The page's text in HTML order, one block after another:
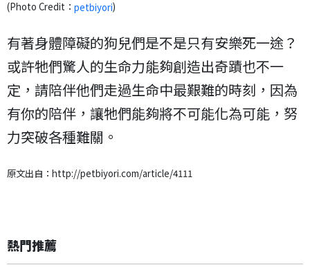
(Photo Credit： petbiyori)
有著身體障礙的狗兒們是不是只有安樂死一途？
或許牠們驚人的生命力能夠創造出奇蹟也不一
定，請陪伴他們走過生命中最艱難的時刻，因為
有你的陪伴，讓牠們能夠將不可能化為可能，努
力突破各種難關。
原文出自：http://petbiyori.com/article/4111
熱門推薦